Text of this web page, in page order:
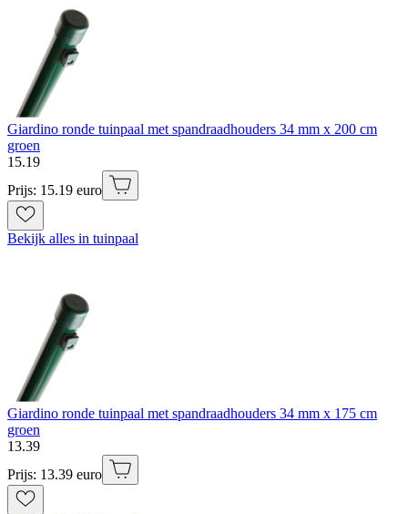
Giardino ronde tuinpaal met spandraadhouders 34 mm x 200 cm
groen
15.19
Prijs: 15.19 euro
Bekijk alles in tuinpaal
Giardino ronde tuinpaal met spandraadhouders 34 mm x 175 cm
groen
13.39
Prijs: 13.39 euro